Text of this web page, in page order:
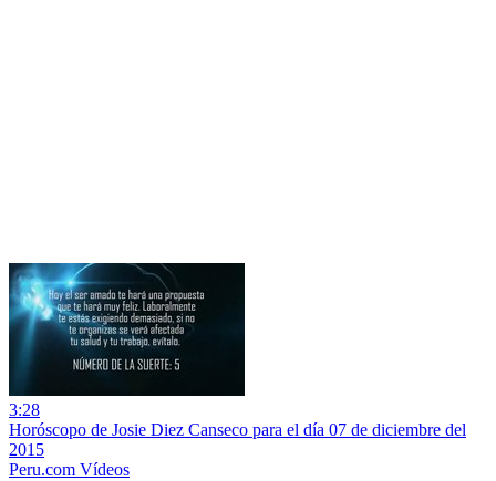
3:28
Horóscopo de Josie Diez Canseco para el día 07 de diciembre del
2015
Peru.com Vídeos